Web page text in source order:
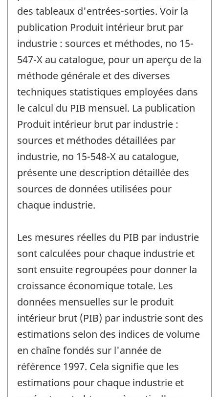
des tableaux d'entrées-sorties. Voir la
publication Produit intérieur brut par
industrie : sources et méthodes, no 15-
547-X au catalogue, pour un aperçu de la
méthode générale et des diverses
techniques statistiques employées dans
le calcul du PIB mensuel. La publication
Produit intérieur brut par industrie :
sources et méthodes détaillées par
industrie, no 15-548-X au catalogue,
présente une description détaillée des
sources de données utilisées pour
chaque industrie.
Les mesures réelles du PIB par industrie
sont calculées pour chaque industrie et
sont ensuite regroupées pour donner la
croissance économique totale. Les
données mensuelles sur le produit
intérieur brut (PIB) par industrie sont des
estimations selon des indices de volume
en chaîne fondés sur l'année de
référence 1997. Cela signifie que les
estimations pour chaque industrie et